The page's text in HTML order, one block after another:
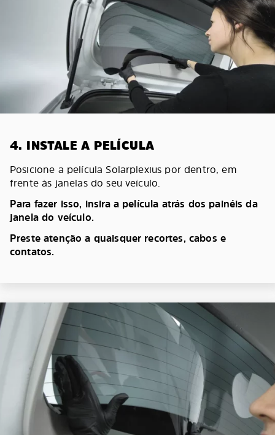
4. INSTALE A PELÍCULA
Posicione a película Solarplexius por dentro, em
frente às janelas do seu veículo.
Para fazer isso, insira a película atrás dos painéis da
janela do veículo.
Preste atenção a quaisquer recortes, cabos e
contatos.